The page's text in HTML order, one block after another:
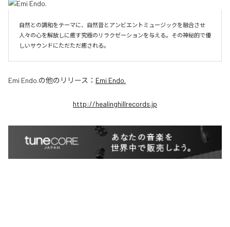
自然との調和をテーマに、自然音とアンビエントミュージックを融合させ
人々の心を解放しに癒す究極のリラクゼーションを与える。その神秘的で優
しいサウンドにただただ癒される。
Emi Endo.の他のリリース： Emi Endo.
http://healinghillrecords.jp